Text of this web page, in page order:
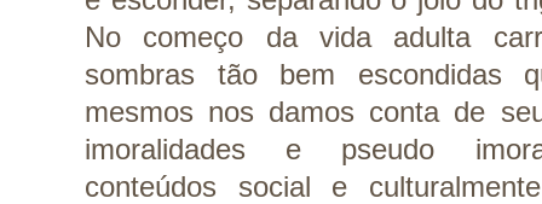
No começo da vida adulta
sombras tão bem escondidas
mesmos nos damos conta de
imoralidades e pseudo
conteúdos social e